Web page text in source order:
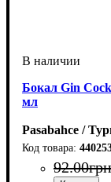
Бокал Gin
мл
Pasabahce /
92.00грн